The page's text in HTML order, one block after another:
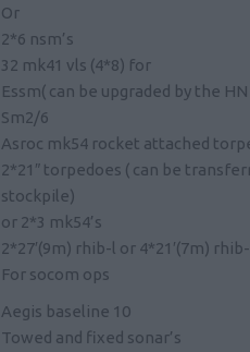
Or
2*6 nsm’s
32 mk41 vls (4*8) for
Essm( can be upgraded by the
Sm2/6
Asroc mk54 rocket attached
2*21″ torpedoes ( can be
stockpile)
or 2*3 mk54’s
2*27′(9m) rhib-l or 4*21′(7m) rhib-l
For socom ops
Aegis baseline 10
Towed and fixed sonar’s